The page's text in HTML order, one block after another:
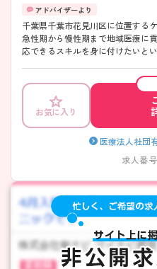
千葉県千葉市花見川区に位置する
急性期から慢性期まで地域医療に
応できるスキルを身に付けたいと
す。 ご興味のある方は面接のポイ
イナビ看護師にお問い合わせくださ
お気に入り
医療法人社
求人番